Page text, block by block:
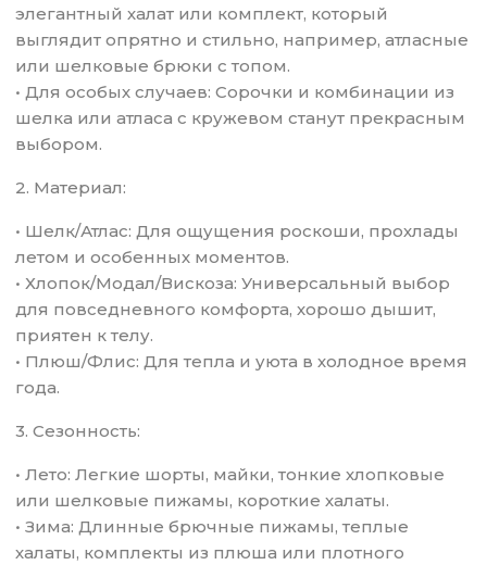
элегантный халат или комплект, который
выглядит опрятно и стильно, например, атласные
или шелковые брюки с топом.
• Для особых случаев: Сорочки и комбинации из
шелка или атласа с кружевом станут прекрасным
выбором.
2. Материал:
• Шелк/Атлас: Для ощущения роскоши, прохлады
летом и особенных моментов.
• Хлопок/Модал/Вискоза: Универсальный выбор
для повседневного комфорта, хорошо дышит,
приятен к телу.
• Плюш/Флис: Для тепла и уюта в холодное время
года.
3. Сезонность:
• Лето: Легкие шорты, майки, тонкие хлопковые
или шелковые пижамы, короткие халаты.
• Зима: Длинные брючные пижамы, теплые
халаты, комплекты из плюша или плотного